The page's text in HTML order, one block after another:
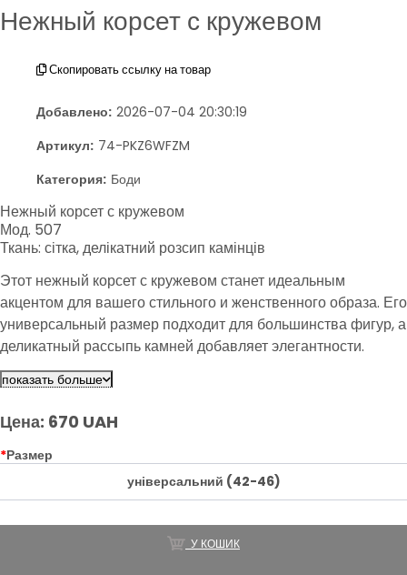
Нежный корсет с кружевом
Скопировать ссылку на товар
Добавлено: 2026-07-04 20:30:19
Артикул: 74-PKZ6WFZM
Категория: Боди
Нежный корсет с кружевом
Мод. 507
Ткань: сітка, делікатний розсип камінців
Этот нежный корсет с кружевом станет идеальным
акцентом для вашего стильного и женственного образа. Его
универсальный размер подходит для большинства фигур, а
деликатный рассыпь камней добавляет элегантности.
Сочетайте его с различными элементами гардероба для
создания неповторимых образов.
показать больше
Цена: 670 UAH
*Размер
універсальний (42-46)
У КОШИК